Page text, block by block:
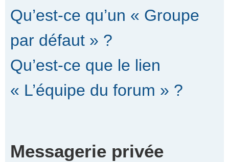
Qu’est-ce qu’un « Groupe
par défaut » ?
Qu’est-ce que le lien
« L’équipe du forum » ?
Messagerie privée